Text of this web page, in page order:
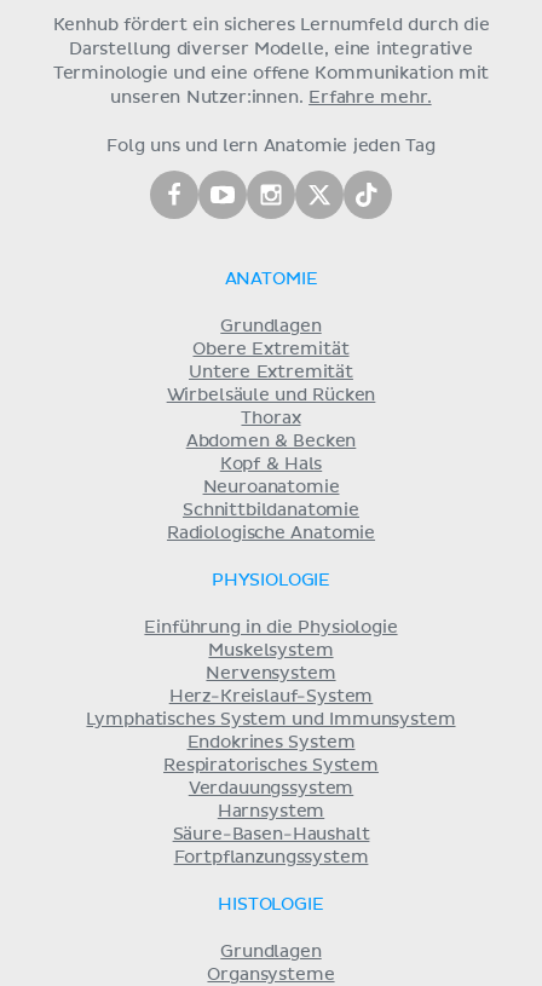
Kenhub fördert ein sicheres Lernumfeld durch die
Darstellung diverser Modelle, eine integrative
Terminologie und eine offene Kommunikation mit
unseren Nutzer:innen. Erfahre mehr.
Folg uns und lern Anatomie jeden Tag
ANATOMIE
Grundlagen
Obere Extremität
Untere Extremität
Wirbelsäule und Rücken
Thorax
Abdomen & Becken
Kopf & Hals
Neuroanatomie
Schnittbildanatomie
Radiologische Anatomie
PHYSIOLOGIE
Einführung in die Physiologie
Muskelsystem
Nervensystem
Herz-Kreislauf-System
Lymphatisches System und Immunsystem
Endokrines System
Respiratorisches System
Verdauungssystem
Harnsystem
Säure-Basen-Haushalt
Fortpflanzungssystem
HISTOLOGIE
Grundlagen
Organsysteme